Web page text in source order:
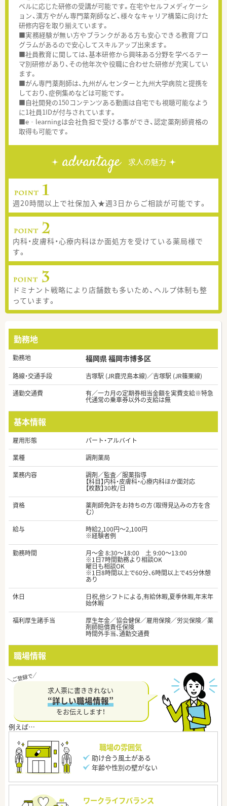
ベルに応じた研修の受講が可能です。在宅やセルフメディケーシ
ョン、漢方やがん専門薬剤師など、様々なキャリア構築に向けた
研修内容を取り揃えています。
■実務経験が無い方やブランクがある方も安心できる教育プロ
グラムがあるので安心してスキルアップ出来ます。
■社員教育に関しては、基本研修から興味ある分野を学べるテー
マ別研修があり、その他年次や役職に合わせた研修が充実してい
ます。
■がん専門薬剤師は、九州がんセンターと九州大学病院と提携を
しており、症例集めなどは可能です。
■自社開発の150コンテンツある動画は自宅でも視聴可能なよう
に1社員1IDが付与されています。
■e‐learningは会社負担で受ける事ができ、認定薬剤師資格の
取得も可能です。
advantage 求人の魅力
週20時間以上で社保加入★週3日からご相談が可能です。
内科・皮膚科・心療内科ほか面処方を受けている薬局様で
す。
ドミナント戦略により店舗数も多いため、ヘルプ体制も整
っています。
勤務地
勤務地 福岡県 福岡市博多区
路線・交通手段
吉塚駅 (JR鹿児島本線)／吉塚駅 (JR篠栗線)
通勤交通費
有／一カ月の定期券相当金額を実費支給※特急
代通常の乗車券以外の支給は無
基本情報
雇用形態
パート・アルバイト
業種
調剤薬局
業務内容
調剤／監査／服薬指導
【科目】内科・皮膚科・心療内科ほか面対応
【枚数】30枚/日
資格
薬剤師免許をお持ちの方（取得見込みの方を含
む）
給与
時給2,100円～2,100円
※経験者例
勤務時間
月～金 8:30～18:00 土 9:00～13:00
※1日7時間勤務より相談OK
曜日も相談OK
※1日8時間以上で60分、6時間以上で45分休憩
あり
休日
日祝,他シフトによる,有給休暇,夏季休暇,年末年
始休暇
福利厚生諸手当
厚生年金／協会健保／雇用保険／労災保険／薬
剤師賠償責任保険
時間外手当、通勤交通費
職場情報
求人票に書ききれない
“詳しい職場情報”
をお伝えします！
職場の雰囲気
助け合う風土がある
年齢や性別の壁がない
ワークライフバランス